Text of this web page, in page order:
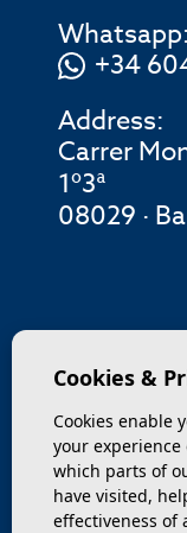
Whatsapp:
+34
Address:
Carrer
1º3ª
08029 ·
Cookies &
Cookies enable
your
which parts of
have visited,
effectiveness of